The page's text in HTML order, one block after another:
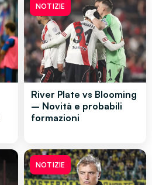
NOTIZIE
River Plate vs Blooming
– Novità e probabili
formazioni
NOTIZIE